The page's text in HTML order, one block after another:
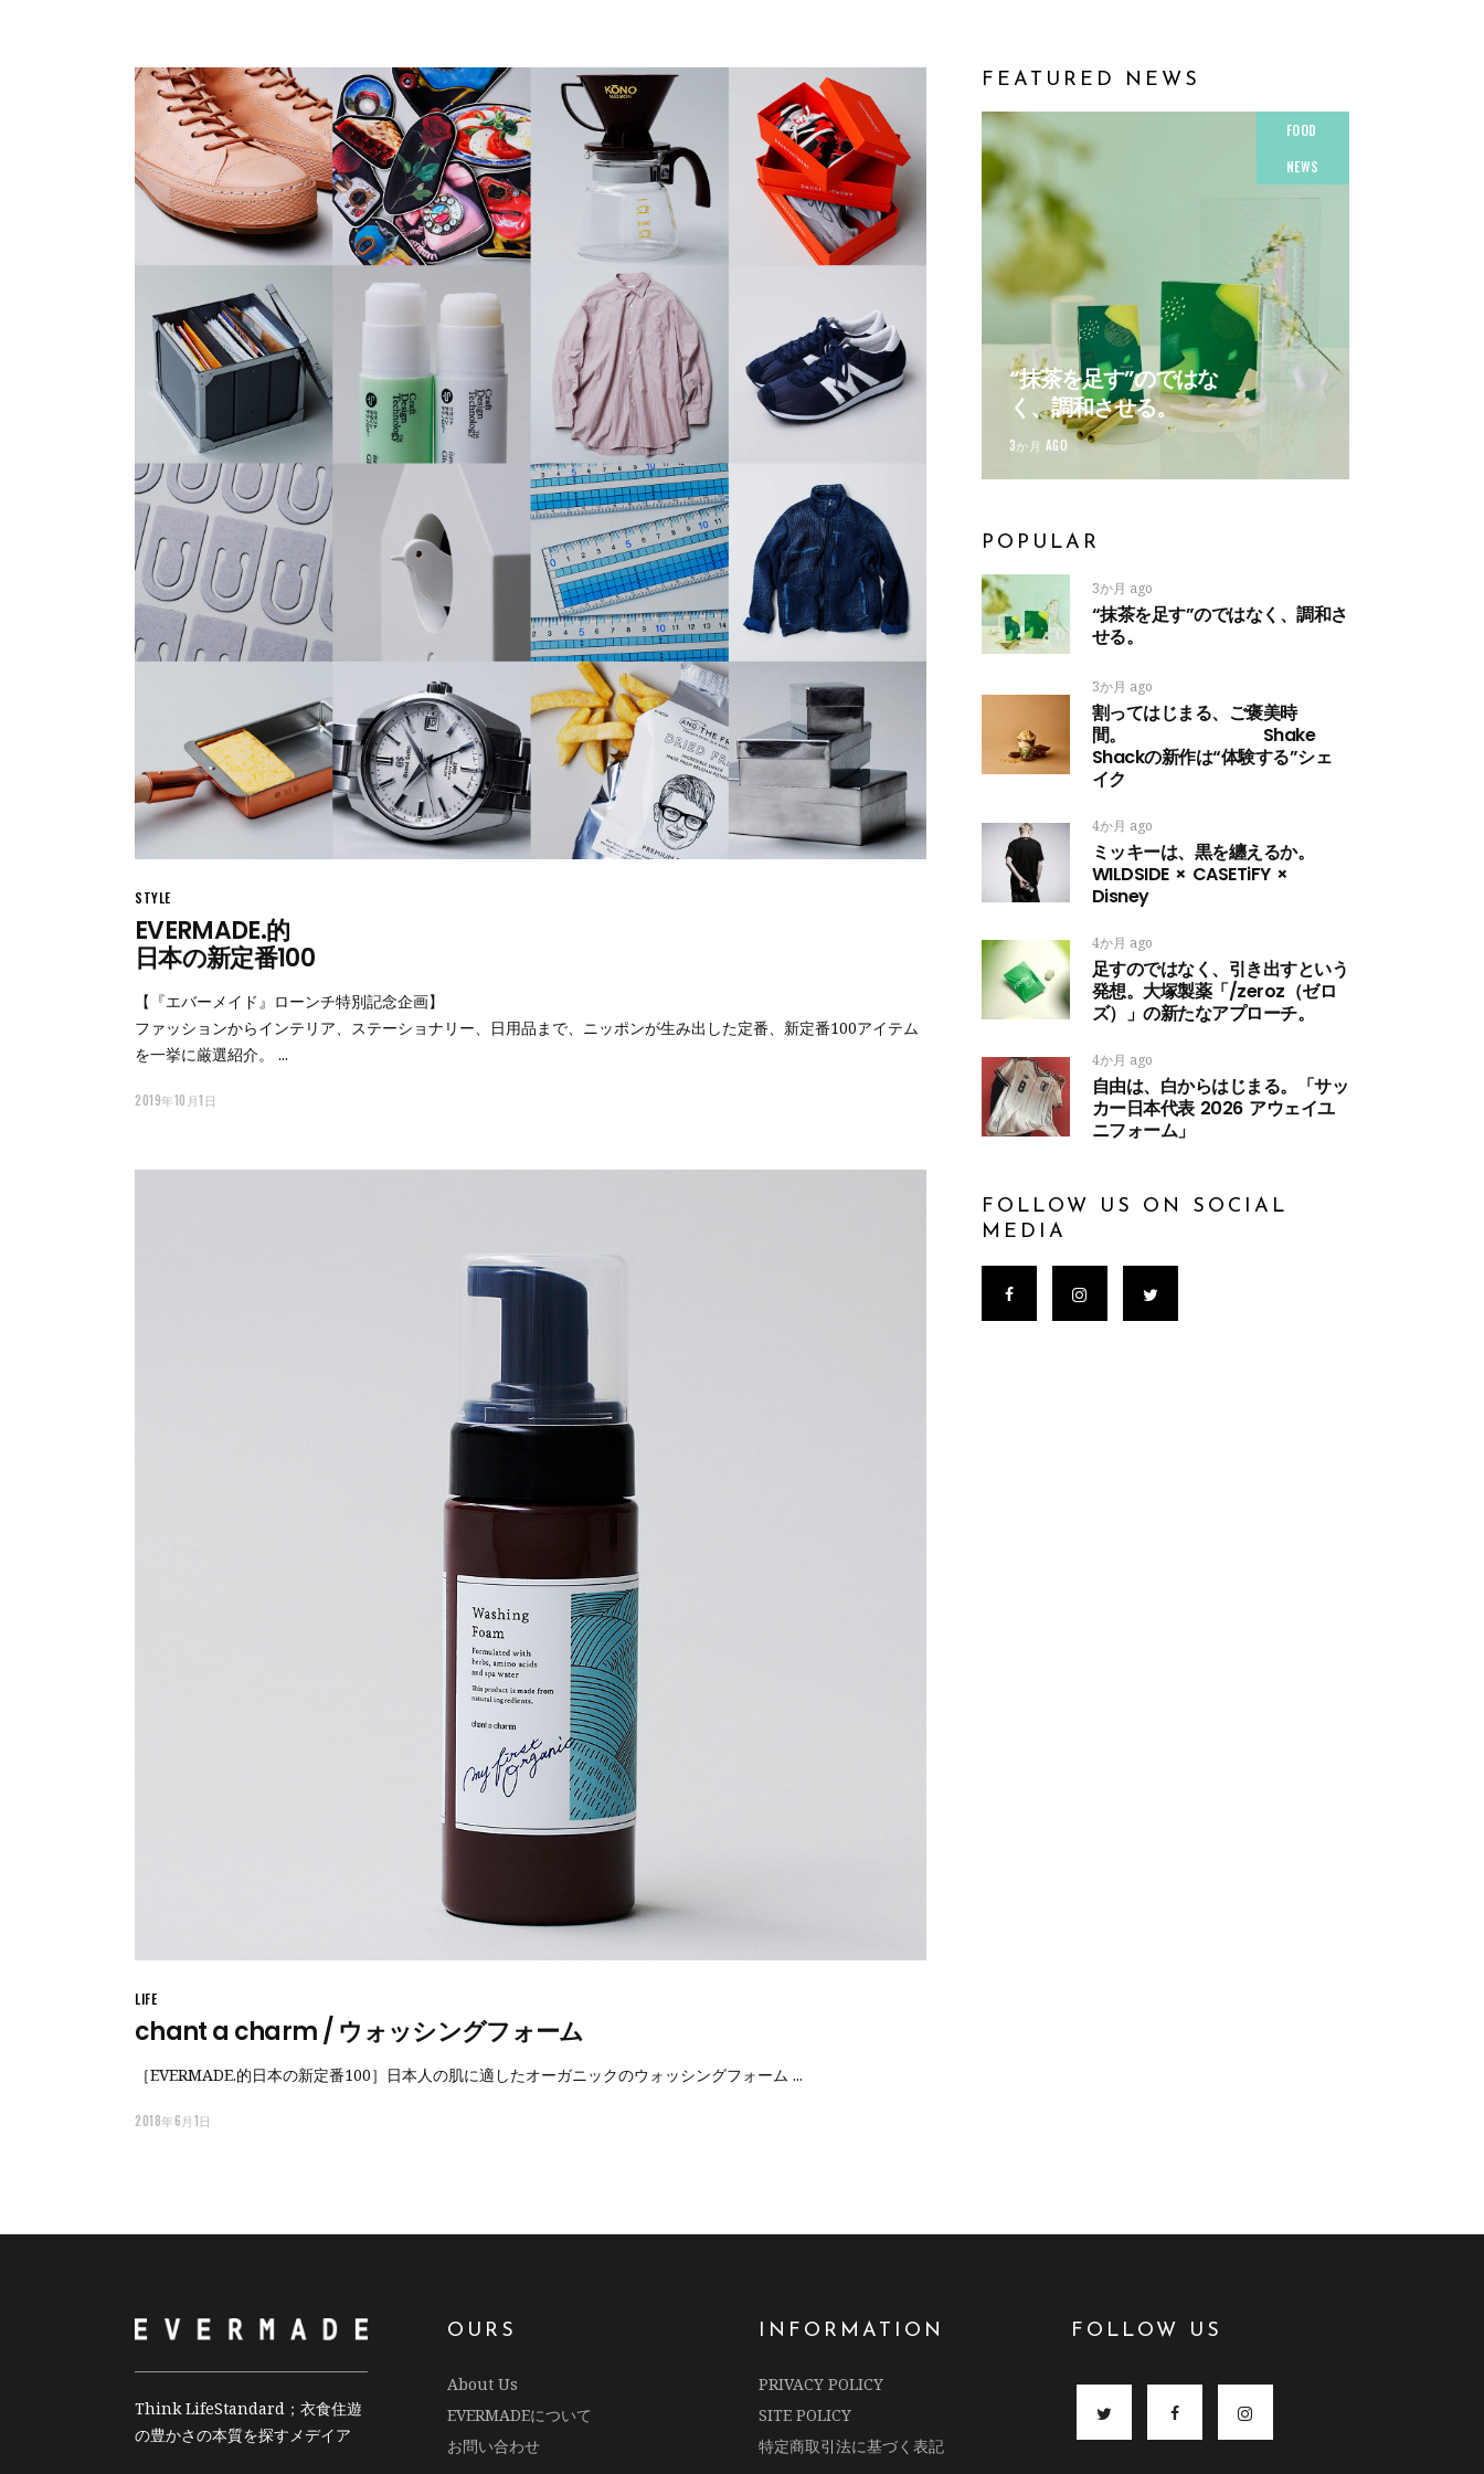
STYLE
EVERMADE.的
日本の新定番100
【『エバーメイド』ローンチ特別記念企画】
ファッションからインテリア、ステーショナリー、日用品まで、ニッポンが生み出した定番、新定番100アイテム
を一挙に厳選紹介。
2019年10月1日
LIFE
chant a charm / ウォッシングフォーム
［EVERMADE.的日本の新定番100］日本人の肌に適したオーガニックのウォッシングフォーム
2018年6月1日
FEATURED NEWS
FOOD
NEWS
“抹茶を足す”のではな
く、調和させる。
3か月 AGO
POPULAR
3か月 ago
“抹茶を足す”のではなく、調和さ
せる。
3か月 ago
割ってはじまる、ご褒美時
間。 Shake
Shackの新作は“体験する”シェ
イク
4か月 ago
ミッキーは、黒を纏えるか。
WILDSIDE × CASETiFY ×
Disney
4か月 ago
足すのではなく、引き出すという
発想。大塚製薬「/zeroz（ゼロ
ズ）」の新たなアプローチ。
4か月 ago
自由は、白からはじまる。「サッ
カー日本代表 2026 アウェイユ
ニフォーム」
FOLLOW US ON SOCIAL
MEDIA
Think LifeStandard；衣食住遊
の豊かさの本質を探すメデイア
OURS
About Us
EVERMADEについて
お問い合わせ
INFORMATION
PRIVACY POLICY
SITE POLICY
特定商取引法に基づく表記
FOLLOW US